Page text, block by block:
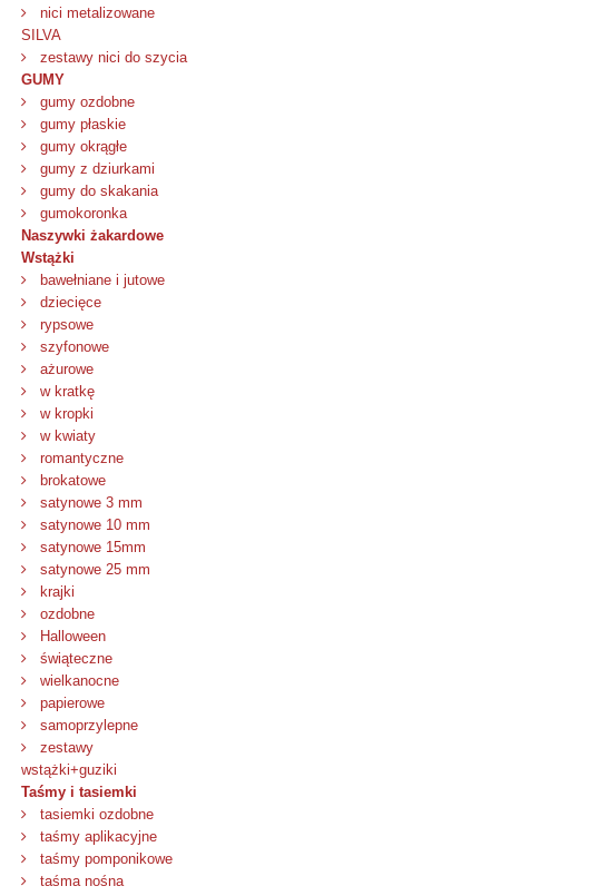
nici metalizowane
SILVA
zestawy nici do szycia
GUMY
gumy ozdobne
gumy płaskie
gumy okrągłe
gumy z dziurkami
gumy do skakania
gumokoronka
Naszywki żakardowe
Wstążki
bawełniane i jutowe
dziecięce
rypsowe
szyfonowe
ażurowe
w kratkę
w kropki
w kwiaty
romantyczne
brokatowe
satynowe 3 mm
satynowe 10 mm
satynowe 15mm
satynowe 25 mm
krajki
ozdobne
Halloween
świąteczne
wielkanocne
papierowe
samoprzylepne
zestawy
wstążki+guziki
Taśmy i tasiemki
tasiemki ozdobne
taśmy aplikacyjne
taśmy pomponikowe
taśma nośna